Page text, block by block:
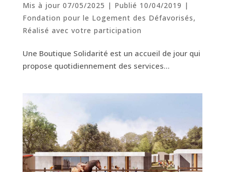
Mis à jour 07/05/2025 | Publié 10/04/2019 |
Fondation pour le Logement des Défavorisés,
Réalisé avec votre participation
Une Boutique Solidarité est un accueil de jour qui
propose quotidiennement des services…